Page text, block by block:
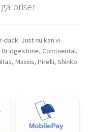
priser
Just nu kan vi
Continental,
Maxxis, Pirelli, Shinko.